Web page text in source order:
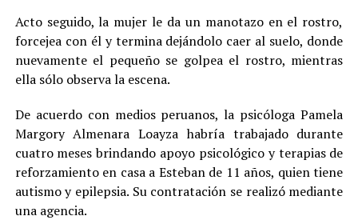
Acto seguido, la mujer le da un manotazo en el rostro,
forcejea con él y termina dejándolo caer al suelo, donde
nuevamente el pequeño se golpea el rostro, mientras
ella sólo observa la escena.
De acuerdo con medios peruanos, la psicóloga Pamela
Margory Almenara Loayza habría trabajado durante
cuatro meses brindando apoyo psicológico y terapias de
reforzamiento en casa a Esteban de 11 años, quien tiene
autismo y epilepsia. Su contratación se realizó mediante
una agencia.